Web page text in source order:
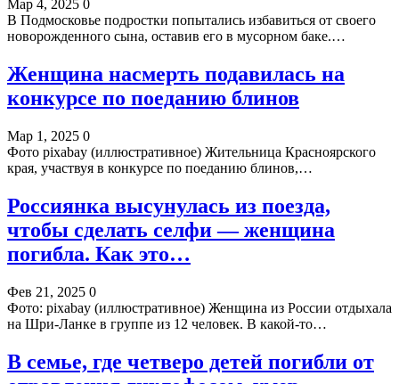
Мар 4, 2025 0
В Подмосковье подростки попытались избавиться от своего
новорожденного сына, оставив его в мусорном баке.…
Женщина насмерть подавилась на
конкурсе по поеданию блинов
Мар 1, 2025 0
Фото pixabay (иллюстративное) Жительница Красноярского
края, участвуя в конкурсе по поеданию блинов,…
Россиянка высунулась из поезда,
чтобы сделать селфи — женщина
погибла. Как это…
Фев 21, 2025 0
Фото: pixabay (иллюстративное) Женщина из России отдыхала
на Шри-Ланке в группе из 12 человек. В какой-то…
В семье, где четверо детей погибли от